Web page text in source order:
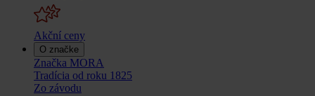
Akční ceny
O značke
Značka MORA
Tradícia od roku 1825
Zo závodu